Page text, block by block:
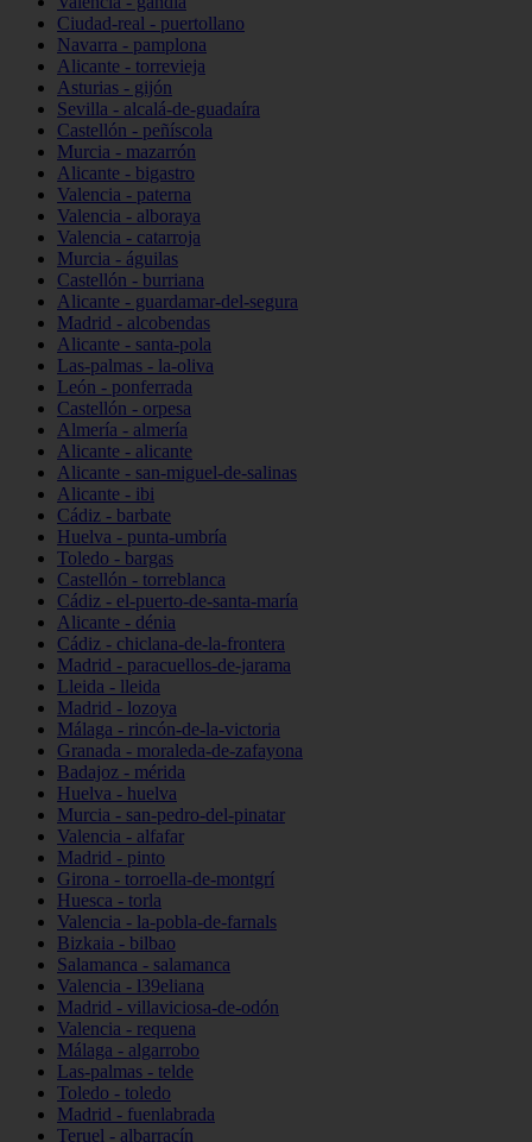
Ciudad-real - puertollano
Navarra - pamplona
Alicante - torrevieja
Asturias - gijón
Sevilla - alcalá-de-guadaíra
Castellón - peñíscola
Murcia - mazarrón
Alicante - bigastro
Valencia - paterna
Valencia - alboraya
Valencia - catarroja
Murcia - águilas
Castellón - burriana
Alicante - guardamar-del-segura
Madrid - alcobendas
Alicante - santa-pola
Las-palmas - la-oliva
León - ponferrada
Castellón - orpesa
Almería - almería
Alicante - alicante
Alicante - san-miguel-de-salinas
Alicante - ibi
Cádiz - barbate
Huelva - punta-umbría
Toledo - bargas
Castellón - torreblanca
Cádiz - el-puerto-de-santa-maría
Alicante - dénia
Cádiz - chiclana-de-la-frontera
Madrid - paracuellos-de-jarama
Lleida - lleida
Madrid - lozoya
Málaga - rincón-de-la-victoria
Granada - moraleda-de-zafayona
Badajoz - mérida
Huelva - huelva
Murcia - san-pedro-del-pinatar
Valencia - alfafar
Madrid - pinto
Girona - torroella-de-montgrí
Huesca - torla
Valencia - la-pobla-de-farnals
Bizkaia - bilbao
Salamanca - salamanca
Valencia - l39eliana
Madrid - villaviciosa-de-odón
Valencia - requena
Málaga - algarrobo
Las-palmas - telde
Toledo - toledo
Madrid - fuenlabrada
Teruel - albarracín